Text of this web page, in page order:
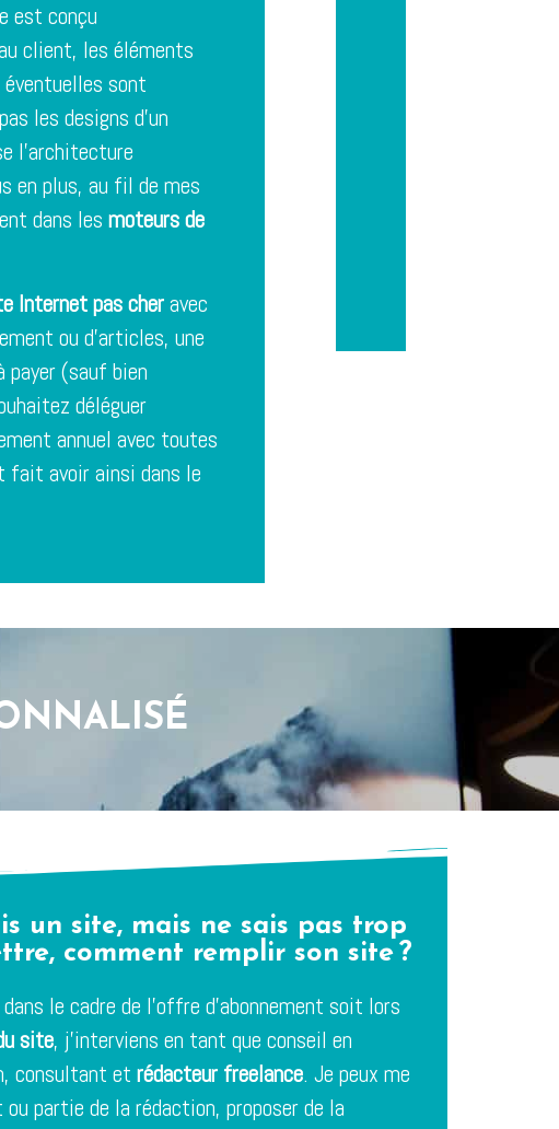
est conçu
client, les éléments
sont
les designs d’un
l’architecture
en plus, au fil de mes
dans lesmoteurs de
Internet pas cheravec
ou d’articles, une
(sauf bien
déléguer
annuel avec toutes
fait avoir ainsi dans le
un site, mais ne sais pas trop
comment remplir son site ?
le cadre de l’offre d’abonnement soit lors
site, j’interviens en tant que conseil en
consultant et rédacteur freelance. Je peux me
partie de la rédaction, proposer de la